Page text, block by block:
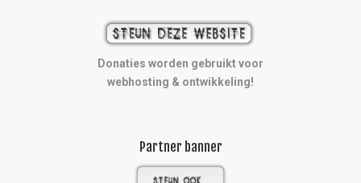
Donaties worden gebruikt voor
webhosting & ontwikkeling!
Partner banner